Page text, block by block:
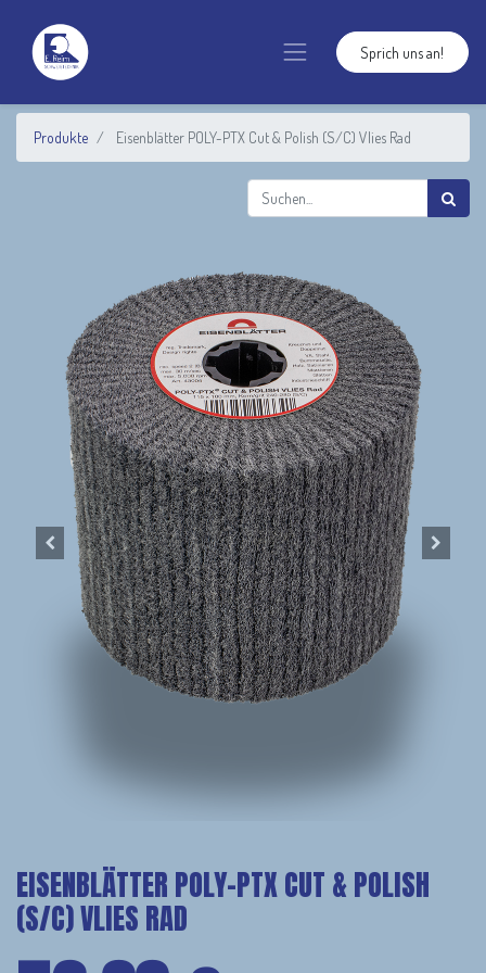
Sprich uns an!
Produkte Eisenblätter POLY-PTX Cut & Polish (S/C) Vlies Rad
EISENBLÄTTER POLY-PTX CUT & POLISH
(S/C) VLIES RAD